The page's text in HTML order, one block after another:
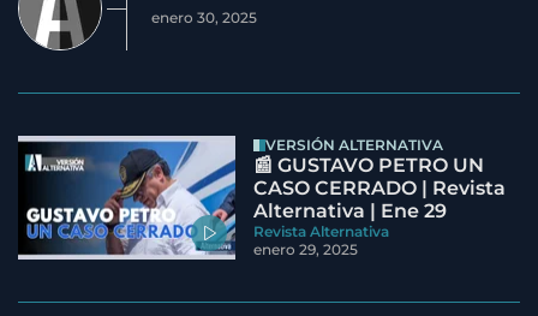
enero 30, 2025
VERSIÓN ALTERNATIVA
📰 GUSTAVO PETRO UN
CASO CERRADO | Revista
Alternativa | Ene 29
Revista Alternativa
enero 29, 2025